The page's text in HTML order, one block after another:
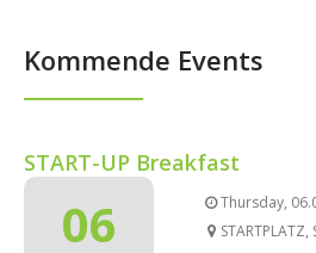
Kommende Events
START-UP Breakfast
06
Thursday,